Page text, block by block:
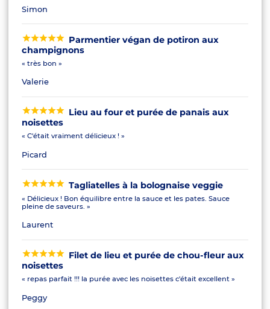
Simon
Parmentier végan de potiron aux
champignons
« très bon »
Valerie
Lieu au four et purée de panais aux
noisettes
« C'était vraiment délicieux ! »
Picard
Tagliatelles à la bolognaise veggie
« Délicieux ! Bon équilibre entre la sauce et les pates. Sauce
pleine de saveurs. »
Laurent
Filet de lieu et purée de chou-fleur aux
noisettes
« repas parfait !!! la purée avec les noisettes c'était excellent »
Peggy